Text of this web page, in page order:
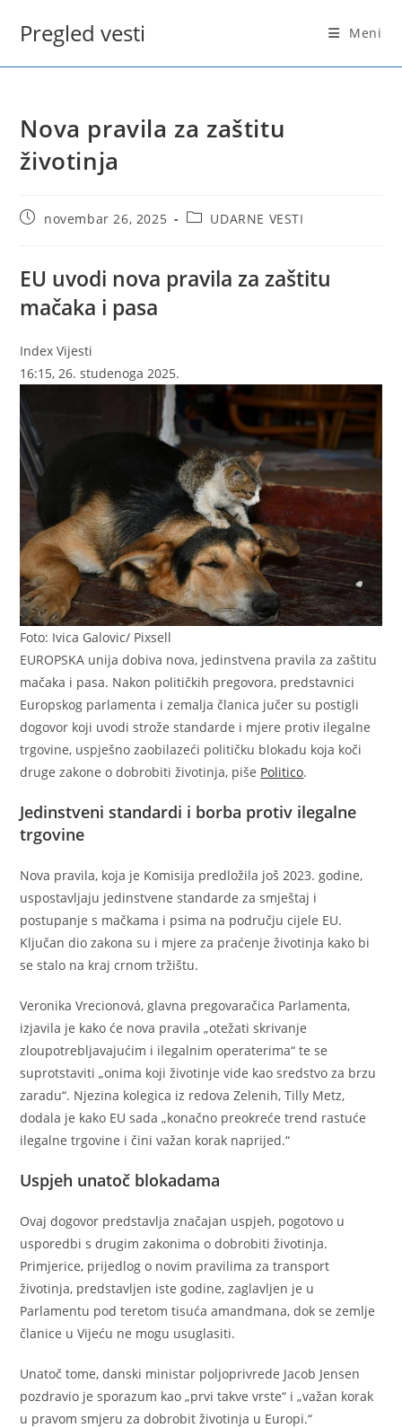
Pregled vesti Meni
Nova pravila za zaštitu
životinja
Postnovembar 26, 2025
PostUDARNE VESTI
EU uvodi nova pravila za zaštitu
mačaka i pasa
Index Vijesti
16:15, 26. studenoga 2025.
Foto: Ivica Galovic/ Pixsell
EUROPSKA unija dobiva nova, jedinstvena pravila za zaštitu
mačaka i pasa. Nakon političkih pregovora, predstavnici
Europskog parlamenta i zemalja članica jučer su postigli
dogovor koji uvodi strože standarde i mjere protiv ilegalne
trgovine, uspješno zaobilazeći političku blokadu koja koči
druge zakone o dobrobiti životinja, piše Politico.
Jedinstveni standardi i borba protiv ilegalne
trgovine
Nova pravila, koja je Komisija predložila još 2023. godine,
uspostavljaju jedinstvene standarde za smještaj i
postupanje s mačkama i psima na području cijele EU.
Ključan dio zakona su i mjere za praćenje životinja kako bi
se stalo na kraj crnom tržištu.
Veronika Vrecionová, glavna pregovaračica Parlamenta,
izjavila je kako će nova pravila „otežati skrivanje
zloupotrebljavajućim i ilegalnim operaterima“ te se
suprotstaviti „onima koji životinje vide kao sredstvo za brzu
zaradu“. Njezina kolegica iz redova Zelenih, Tilly Metz,
dodala je kako EU sada „konačno preokreće trend rastuće
ilegalne trgovine i čini važan korak naprijed.“
Uspjeh unatoč blokadama
Ovaj dogovor predstavlja značajan uspjeh, pogotovo u
usporedbi s drugim zakonima o dobrobiti životinja.
Primjerice, prijedlog o novim pravilima za transport
životinja, predstavljen iste godine, zaglavljen je u
Parlamentu pod teretom tisuća amandmana, dok se zemlje
članice u Vijeću ne mogu usuglasiti.
Unatoč tome, danski ministar poljoprivrede Jacob Jensen
pozdravio je sporazum kao „prvi takve vrste“ i „važan korak
u pravom smjeru za dobrobit životinja u Europi.“